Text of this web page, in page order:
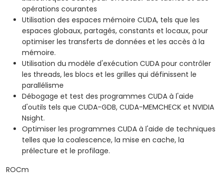
opérations courantes
Utilisation des espaces mémoire CUDA, tels que les
espaces globaux, partagés, constants et locaux, pour
optimiser les transferts de données et les accès à la
mémoire.
Utilisation du modèle d'exécution CUDA pour contrôler
les threads, les blocs et les grilles qui définissent le
parallélisme
Débogage et test des programmes CUDA à l'aide
d'outils tels que CUDA-GDB, CUDA-MEMCHECK et NVIDIA
Nsight.
Optimiser les programmes CUDA à l'aide de techniques
telles que la coalescence, la mise en cache, la
prélecture et le profilage.
ROCm